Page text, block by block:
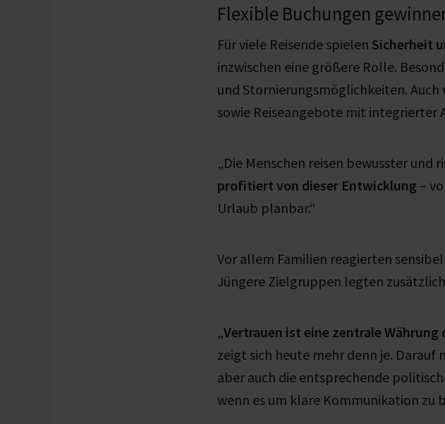
Flexible Buchungen
Für viele Reisende spielen Sicherheit
inzwischen eine größere Rolle.
und Stornierungsmöglichkeiten. Auch
sowie Reiseangebote mit integrierter
„Die Menschen reisen bewusster
profitiert von dieser Entwicklung –
Urlaub planbar.“
Vor allem Familien reagierten
Jüngere Zielgruppen legten
„Vertrauen ist eine zentrale
zeigt sich heute mehr denn je. Darauf
aber auch die entsprechende
wenn es um klare Kommunikation zu